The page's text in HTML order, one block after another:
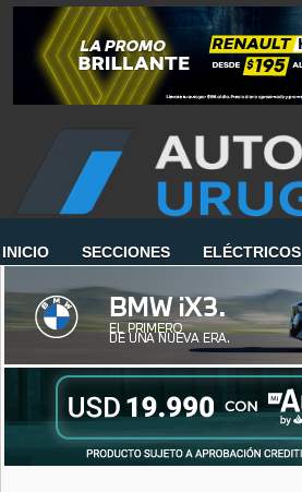
INICIO SECCIONES ELÉCTRICOS